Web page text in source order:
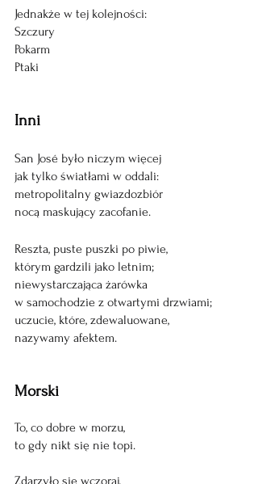
Jednakże w tej kolejności:
Szczury
Pokarm
Ptaki
Inni
San José było niczym więcej
jak tylko światłami w oddali:
metropolitalny gwiazdozbiór
nocą maskujący zacofanie.
Reszta, puste puszki po piwie,
którym gardzili jako letnim;
niewystarczająca żarówka
w samochodzie z otwartymi drzwiami;
uczucie, które, zdewaluowane,
nazywamy afektem.
Morski
To, co dobre w morzu,
to gdy nikt się nie topi.
Zdarzyło się wczoraj,